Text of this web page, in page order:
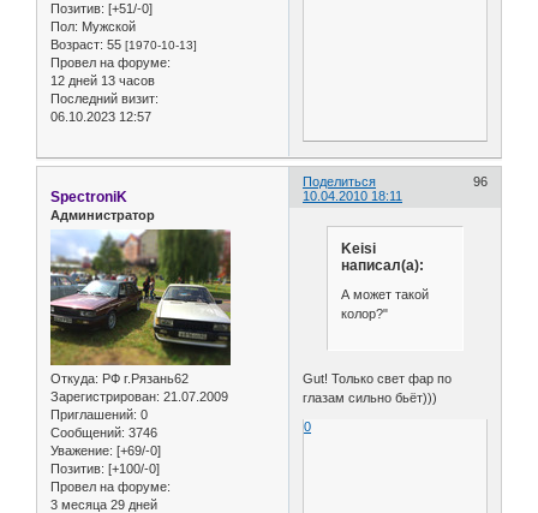
Позитив: [+51/-0]
Пол: Мужской
Возраст: 55 [1970-10-13]
Провел на форуме:
12 дней 13 часов
Последний визит:
06.10.2023 12:57
Поделиться
96
10.04.2010 18:11
SpectroniK
Администратор
Откуда: РФ г.Рязань62
Зарегистрирован: 21.07.2009
Приглашений: 0
Сообщений: 3746
Уважение: [+69/-0]
Позитив: [+100/-0]
Провел на форуме:
3 месяца 29 дней
Keisi
написал(а):
А может такой
колор?"
Gut! Только свет фар по
глазам сильно бьёт)))
0